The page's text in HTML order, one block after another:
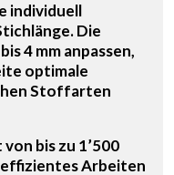
individuell
Die
4 mm anpassen,
optimale
Stoffarten
bis zu 1’500
Arbeiten